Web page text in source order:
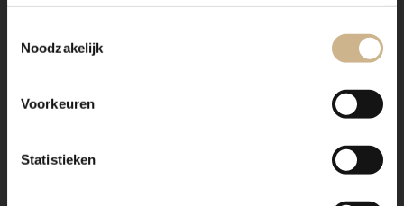
Noodzakelijk
Voorkeuren
Statistieken